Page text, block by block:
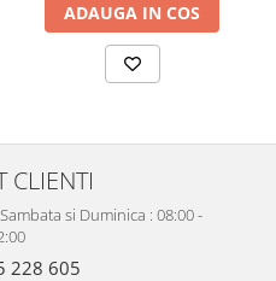
ADAUGA IN COS
CLIENTI
si Duminica : 08:00 -
228 605